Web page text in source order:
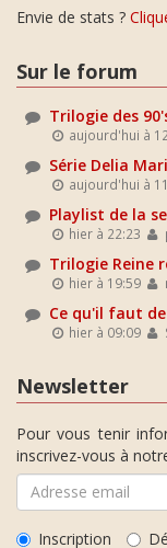
Envie de stats ?
Sur le forum
Trilogie des
aujourd'hui à
Série Delia
aujourd'hui à
Playlist de la
hier à 22:23
Trilogie Reine
hier à 19:59
Ce qu'il faut de
hier à 09:09
Newsletter
Pour vous tenir
inscrivez-vous à
Inscription